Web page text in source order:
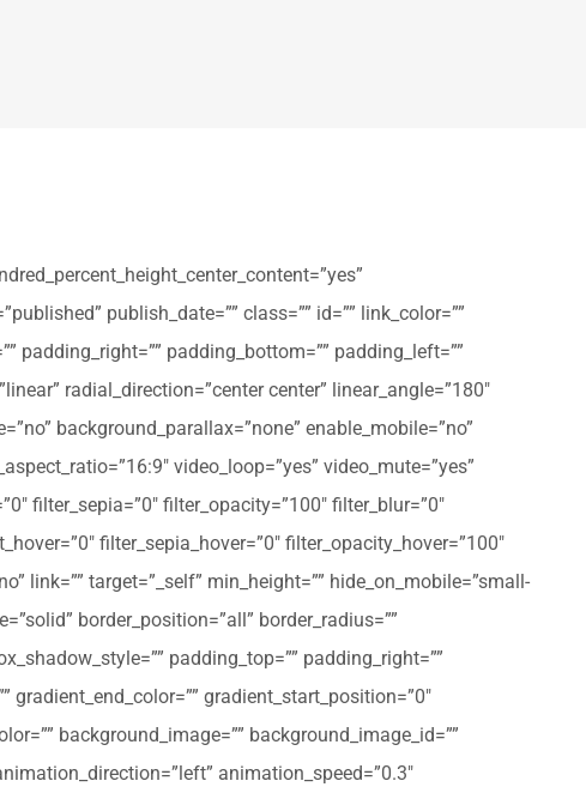
publish_date=”” class=”” id=”” link_color=””
padding_right=”” padding_bottom=”” padding_left=””
radial_direction=”center center” linear_angle=”180″
background_parallax=”none” enable_mobile=”no”
video_loop=”yes” video_mute=”yes”
filter_sepia=”0″ filter_opacity=”100″ filter_blur=”0″
filter_sepia_hover=”0″ filter_opacity_hover=”100″
link=”” target=”_self” min_height=”” hide_on_mobile=”small-
border_position=”all” border_radius=””
padding_top=”” padding_right=””
gradient_end_color=”” gradient_start_position=”0″
background_image=”” background_image_id=””
animation_speed=”0.3″